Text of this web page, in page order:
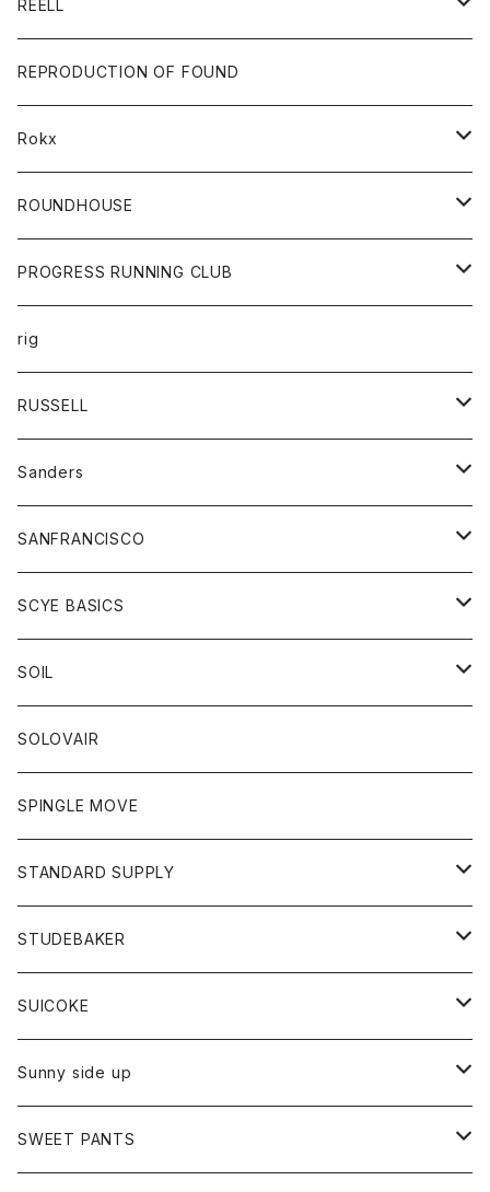
帽子
グッズ
靴
バック
トップス
カットソー
カーディガン
ニット
ベスト
ボトムス
ショートパンツ
パンツ
レディース
カットソー
コート
ボトム
ワンピース
キーホルダー
財布
バック
REELL
パンツ
ショートパンツ
REPRODUCTION OF FOUND
Rokx
ボトム
ROUNDHOUSE
エプロン
キッズ
オーバーオール
ボトム
ペインターパンツ
PROGRESS RUNNING CLUB
トップス
Tシャツ
グッズ
帽子
rig
RUSSELL
アウター
コート
パーカー
スカート
Tシャツ
トップス
Tシャツ
トレーナー
ボトム
ショートパンツ
スカート
レディース
スカート
Tシャツ
アクセサリー
バック
Sanders
グッズ
靴
SANFRANCISCO
アウター
カーディガン
コート
グッズ
ネクタイ
グローブ
アクセサリー
トップス
カットソー
カーディガン
ボトム
ショートパンツ
パンツ
レディース
カットソー
カーディガン
SCYE BASICS
ボトム
ジーンズ
チノパン
トップス
ポロシャツ
ベスト
靴
SOIL
靴
ワンピース
トップス
カットソー
ボトム
パンツ
オーバーオール
SOLOVAIR
SPINGLE MOVE
STANDARD SUPPLY
財布
バッグ
STUDEBAKER
アクセサリー
ブレスレット
リング
SUICOKE
ブーツ
サンダル
Sunny side up
アウター
SWEET PANTS